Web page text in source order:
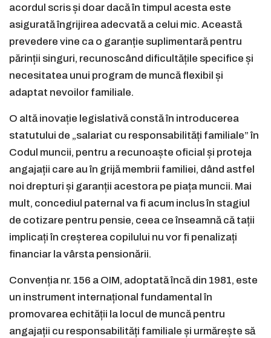
acordul scris și doar dacă în timpul acesta este
asigurată îngrijirea adecvată a celui mic. Această
prevedere vine ca o garanție suplimentară pentru
părinții singuri, recunoscând dificultățile specifice și
necesitatea unui program de muncă flexibil și
adaptat nevoilor familiale.
O altă inovație legislativă constă în introducerea
statutului de „salariat cu responsabilități familiale” în
Codul muncii, pentru a recunoaște oficial și proteja
angajații care au în grijă membrii familiei, dând astfel
noi drepturi și garanții acestora pe piața muncii. Mai
mult, concediul paternal va fi acum inclus în stagiul
de cotizare pentru pensie, ceea ce înseamnă că tații
implicați în creșterea copilului nu vor fi penalizați
financiar la vârsta pensionării.
Convenția nr. 156 a OIM, adoptată încă din 1981, este
un instrument internațional fundamental în
promovarea echității la locul de muncă pentru
angajații cu responsabilități familiale și urmărește să